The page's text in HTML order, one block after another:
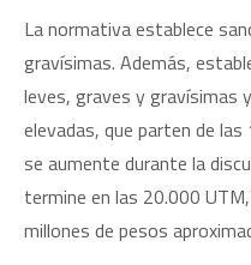
La normativa establece
gravísimas. Además,
leves, graves y gravísimas
elevadas, que parten de
se aumente durante la
termine en las 20.000
millones de pesos